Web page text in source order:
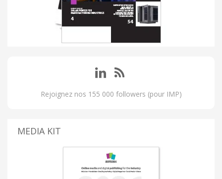
Rejoignez nos 155 000 followers (pour IMP)
MEDIA KIT